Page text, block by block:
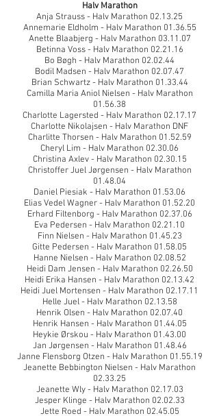
Halv Marathon
Anja Strauss - Halv Marathon 02.13.25
Annemarie Eldholm - Halv Marathon 01.36.55
Anette Blaabjerg - Halv Marathon 03.11.07
Betinna Voss - Halv Marathon 02.21.16
Bo Bøgh - Halv Marathon 02.02.44
Bodil Madsen - Halv Marathon 02.07.47
Brian Schwartz - Halv Marathon 01.33.44
Camilla Maria Aniol Nielsen - Halv Marathon
01.56.38
Charlotte Lagersted - Halv Marathon 02.17.17
Charlotte Nikolajsen - Halv Marathon DNF
Charlitte Thorsen - Halv Marathon 01.52.59
Cheryl Lim - Halv Marathon 02.30.06
Christina Axlev - Halv Marathon 02.30.15
Christoffer Juel Jørgensen - Halv Marathon
01.48.04
Daniel Piesiak - Halv Marathon 01.53.06
Elias Vedel Wagner - Halv Marathon 01.52.20
Erhard Filtenborg - Halv Marathon 02.37.06
Eva Pedersen - Halv Marathon 02.21.10
Finn Nielsen - Halv Marathon 01.45.23
Gitte Pedersen - Halv Marathon 01.58.05
Hanne Nielsen - Halv Marathon 02.08.52
Heidi Dam Jensen - Halv Marathon 02.26.50
Heidi Erika Hansen - Halv Marathon 02.13.42
Heidi Juel Mortensen - Halv Marathon 02.17.11
Helle Juel - Halv Marathon 02.13.58
Henrik Olsen - Halv Marathon 02.07.40
Henrik Hansen - Halv Marathon 01.44.05
Heykie Ørskou - Halv Marathon 01.43.00
Jan Jørgensen - Halv Marathon 01.48.46
Janne Flensborg Otzen - Halv Marathon 01.55.19
Jeanette Bebbington Nielsen - Halv Marathon
02.33.25
Jeanette Wly - Halv Marathon 02.17.03
Jesper Klinge - Halv Marathon 02.02.33
Jette Roed - Halv Marathon 02.45.05